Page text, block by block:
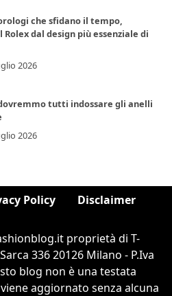
che sfidano il tempo,
Rolex dal design più essenziale di
2026
tutti indossare gli anelli
2026
Policy Disclaimer
proprietà di T-
336 20126 Milano - P.Iva
blog non è una testata
aggiornato senza alcuna